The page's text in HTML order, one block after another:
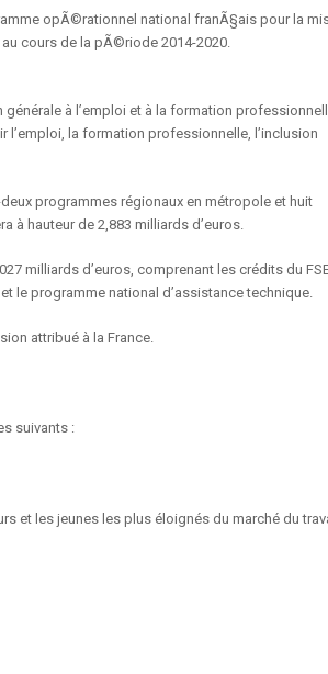
opÃ©rationnel national franÃ§ais pour la
cours de la pÃ©riode 2014-2020.
à l’emploi et à la formation
l’emploi, la formation professionnelle, l’inclusion
programmes régionaux en métropole et huit
à hauteur de 2,883 milliards d’euros.
milliards d’euros, comprenant les crédits du
le programme national d’assistance technique.
attribué à la France.
suivants :
et les jeunes les plus éloignés du marché du